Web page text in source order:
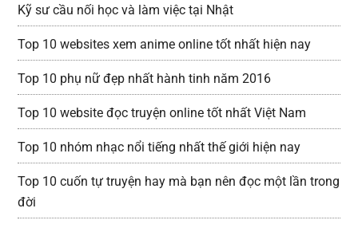
Kỹ sư cầu nối học và làm việc tại Nhật
Top 10 websites xem anime online tốt nhất hiện nay
Top 10 phụ nữ đẹp nhất hành tinh năm 2016
Top 10 website đọc truyện online tốt nhất Việt Nam
Top 10 nhóm nhạc nổi tiếng nhất thế giới hiện nay
Top 10 cuốn tự truyện hay mà bạn nên đọc một lần trong
đời